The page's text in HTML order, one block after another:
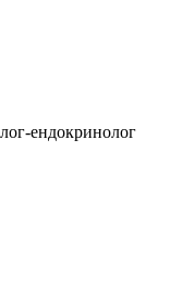
ендокринолог